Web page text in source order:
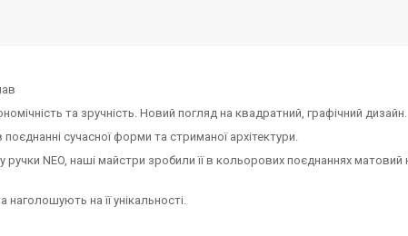
та зручність. Новий погляд на квадратний, графічний дизайн.
поєднанні сучасної форми та стриманої архітектури.
NEO, наші майстри зробили її в кольорових поєднаннях матовий
наголошують на її унікальності.